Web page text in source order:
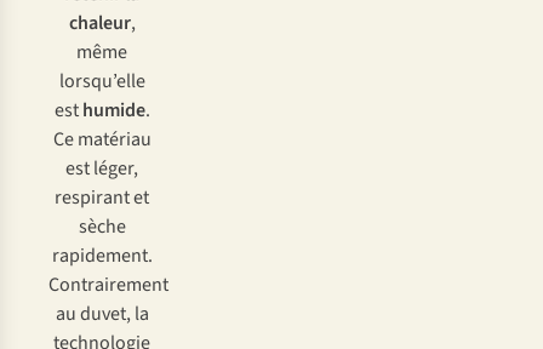
chaleur,
même
lorsqu’elle
esthumide.
Ce matériau
est léger,
respirant et
sèche
rapidement.
Contrairement
au duvet, la
technologie